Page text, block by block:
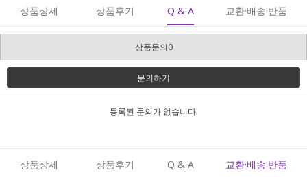
상품상세 상품후기 Q & A 교환·배송·반품
상품문의0
문의하기
등록된 문의가 없습니다.
상품상세 상품후기 Q & A 교환·배송·반품